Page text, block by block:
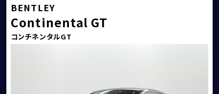
BENTLEY
Continental GT
コンチネンタルGT